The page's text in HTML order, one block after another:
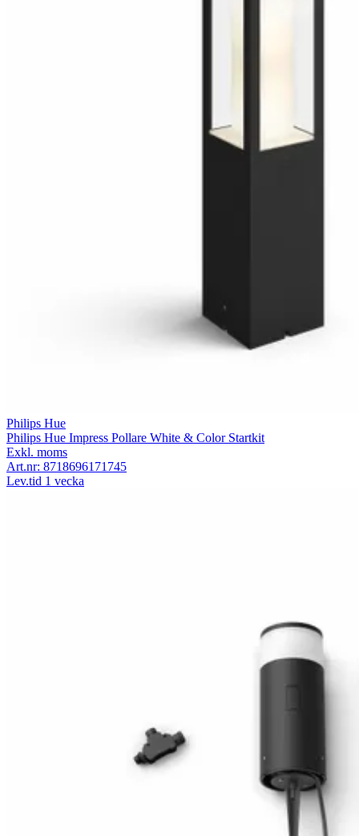
Philips Hue
Philips Hue Impress Pollare White & Color Startkit
Exkl. moms
Art.nr: 8718696171745
Lev.tid 1 vecka